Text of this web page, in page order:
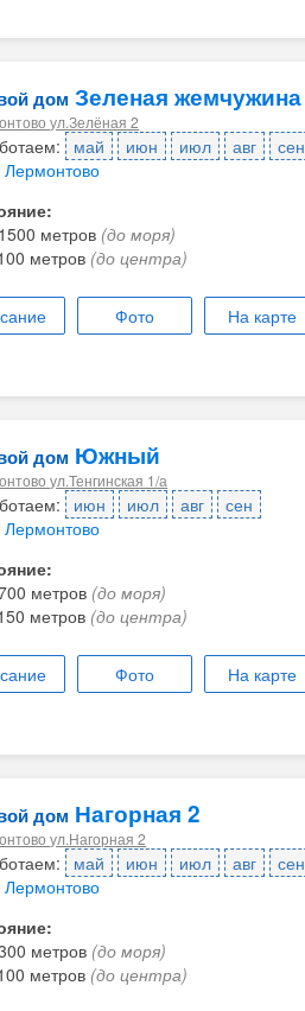
дом Зеленая жемчужина
ул.Зелёная 2
май июн июл авг сен
Лермонтово
метров (до моря)
метров (до центра)
Фото На карте
дом Южный
ул.Тенгинская 1/а
июн июл авг
сен
Лермонтово
метров (до моря)
метров (до центра)
Фото На карте
дом Нагорная 2
ул.Нагорная 2
май июн июл авг
сен
Лермонтово
метров (до моря)
метров (до центра)